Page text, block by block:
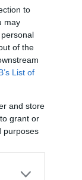
to
may
of the
List of
and store
grant or
purposes